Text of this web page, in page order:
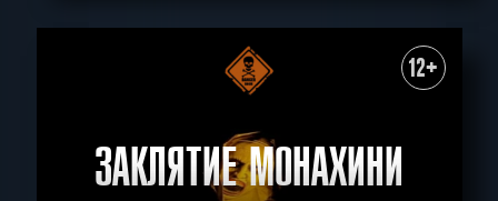
12+
ЗАКЛЯТИЕ МОНАХИНИ